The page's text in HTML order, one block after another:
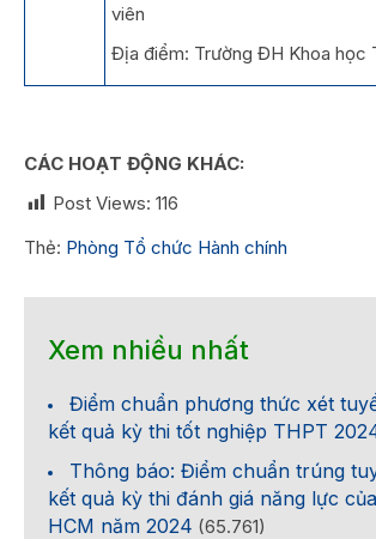
viên
Địa điểm: Trường ĐH Khoa học
CÁC HOẠT ĐỘNG KHÁC:
Post Views: 116
Thẻ: Phòng Tổ chức Hành chính
Xem nhiều nhất
Điểm chuẩn phương thức xét
kết quả kỳ thi tốt nghiệp THPT
Thông báo: Điểm chuẩn trúng
kết quả kỳ thi đánh giá năng lực
HCM năm 2024 (65.761)